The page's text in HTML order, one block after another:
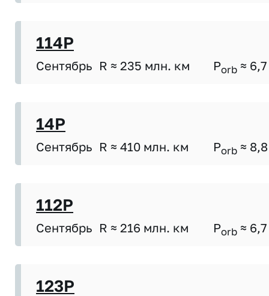
114P
Сентябрь R ≈ 235 млн. км Porb ≈ 6,7
14P
Сентябрь R ≈ 410 млн. км Porb ≈ 8,8
112P
Сентябрь R ≈ 216 млн. км Porb ≈ 6,7
123P